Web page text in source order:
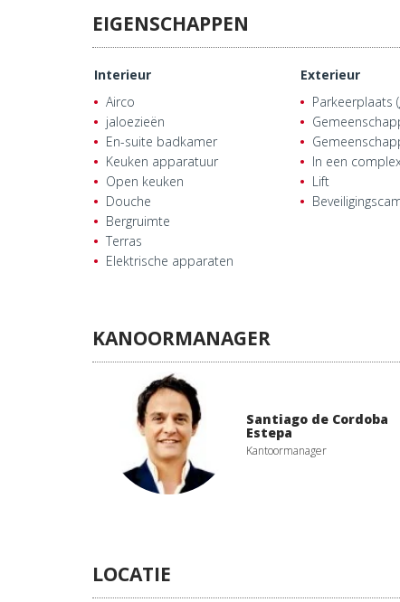
EIGENSCHAPPEN
Interieur
Airco
jaloezieën
En-suite badkamer
Keuken apparatuur
Open keuken
Douche
Bergruimte
Terras
Elektrische apparaten
Exterieur
Parkeerplaats
In een
Lift
KANOORMANAGER
Santiago de Cordoba
Estepa
Kantoormanager
LOCATIE